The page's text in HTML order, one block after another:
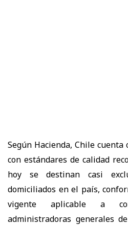
Según Hacienda, Chile
con estándares de calidad
hoy se destinan casi
domiciliados en el país,
vigente aplicable a
administradoras generales